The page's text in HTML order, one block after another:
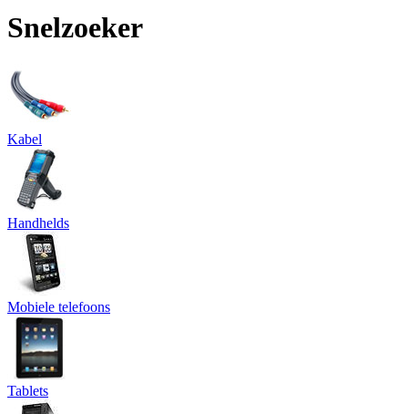
Snelzoeker
Kabel
Handhelds
Mobiele telefoons
Tablets